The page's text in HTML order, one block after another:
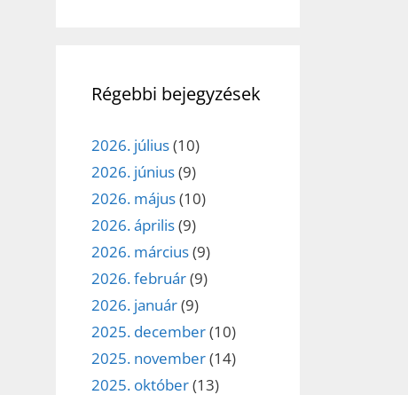
Régebbi bejegyzések
2026. július(10)
2026. június(9)
2026. május(10)
2026. április(9)
2026. március(9)
2026. február(9)
2026. január(9)
2025. december(10)
2025. november(14)
2025. október(13)